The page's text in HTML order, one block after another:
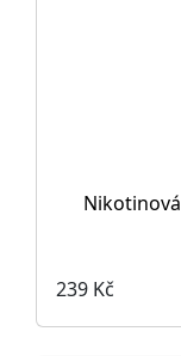
239 Kč